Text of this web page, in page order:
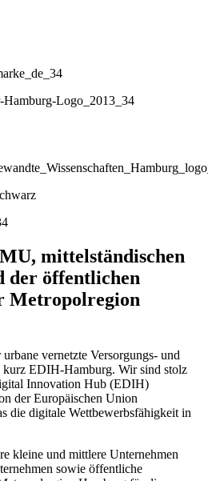
mittelständischen
der öffentlichen
Metropolregion
vernetzte Versorgungs- und
kurz EDIH-Hamburg. Wir sind stolz
Innovation Hub (EDIH)
der Europäischen Union
die digitale Wettbewerbsfähigkeit in
kleine und mittlere Unternehmen
sowie öffentliche